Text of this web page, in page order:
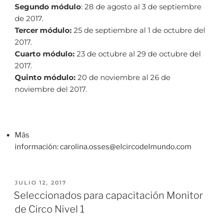
Segundo módulo: 28 de agosto al 3 de septiembre
de 2017.
Tercer módulo: 25 de septiembre al 1 de octubre del
2017.
Cuarto módulo: 23 de octubre al 29 de octubre del
2017.
Quinto módulo: 20 de noviembre al 26 de
noviembre del 2017.
Más
información: carolina.osses@elcircodelmundo.com
JULIO 12, 2017
Seleccionados para capacitación Monitor
de Circo Nivel 1